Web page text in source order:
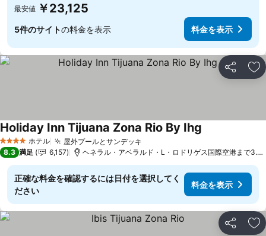
最安値 ￥23,125
5件のサイトの料金を表示 料金を表示
シェア お
4 ホテルのランク
ホテル 屋外プールとサンデッキ
Holiday Inn Tijuana Zona Rio By Ihg
8.3 満足 6,157 ヘネラル・アベラルド・L・ロドリゲス国際空港まで3.9
正確な料金を確認するには日付を選択してく
ださい
料金を表示
シェア お